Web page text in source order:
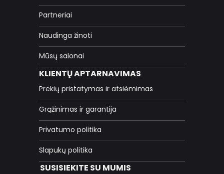
Partneriai
Naudinga žinoti
Mūsų salonai
KLIENTŲ APTARNAVIMAS
Prekių pristatymas ir atsiėmimas
Grąžinimas ir garantija
Privatumo politika
Slapukų politika
SUSISIEKITE SU MUMIS